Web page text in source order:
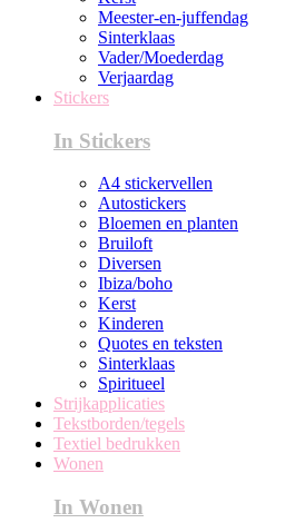
Meester-en-juffendag
Sinterklaas
Vader/Moederdag
Verjaardag
Stickers
In Stickers
A4 stickervellen
Autostickers
Bloemen en planten
Bruiloft
Diversen
Ibiza/boho
Kerst
Kinderen
Quotes en teksten
Sinterklaas
Spiritueel
Strijkapplicaties
Tekstborden/tegels
Textiel bedrukken
Wonen
In Wonen